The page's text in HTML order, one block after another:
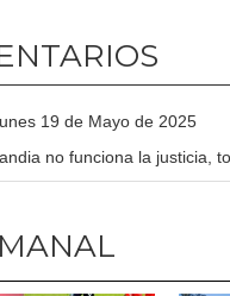
19 de Mayo de 2025
no funciona la justicia,